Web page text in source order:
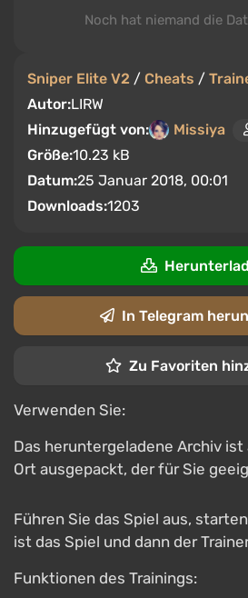
Sniper Elite V2 / Cheats /
Autor:LIRW
Hinzugefügt von:
Missiya
Größe:10.23 kB
Datum:25 Januar 2018, 00:01
Downloads:1203
Noch hat niemand die
In Telegram
Zu Favoriten
Verwenden Sie:
Das heruntergeladene Archiv
Ort ausgepackt, der für Sie
Führen Sie das Spiel aus,
ist das Spiel und dann der
Funktionen des Trainings: